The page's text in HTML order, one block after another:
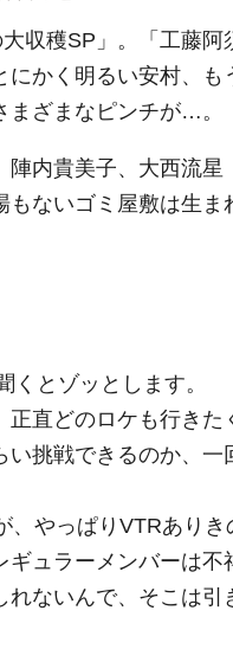
収穫SP」。「工藤
かく明るい安村、も
まざまなピンチが…。
内貴美子、大西流
ないゴミ屋敷は生ま
とゾッとします。
直どのロケも行き
挑戦できるのか、
やっぱりVTRあり
ュラーメンバーは
ないんで、そこは